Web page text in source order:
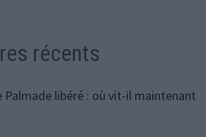
récents
Palmade libéré : où vit-il maintenant